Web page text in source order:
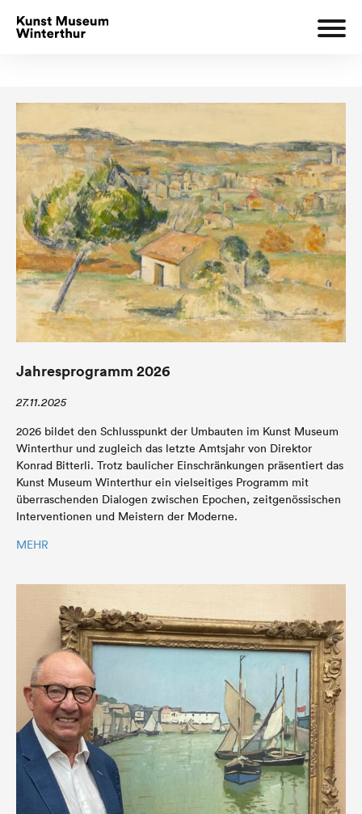
Jahresprogramm 2026
27.11.2025
2026 bildet den Schlusspunkt der Umbauten im Kunst Museum
Winterthur und zugleich das letzte Amtsjahr von Direktor
Konrad Bitterli. Trotz baulicher Einschränkungen präsentiert das
Kunst Museum Winterthur ein vielseitiges Programm mit
überraschenden Dialogen zwischen Epochen, zeitgenössischen
Interventionen und Meistern der Moderne.
MEHR